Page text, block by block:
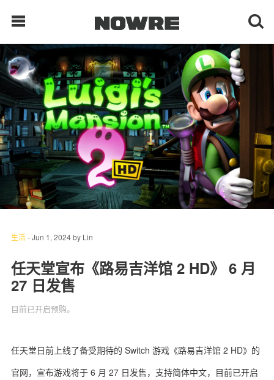
每日鲜榨
现客视点
每日栏目
时 尚
球 鞋
科 技
生活-Jun 1, 2024by Lin
任天堂宣布《路易吉洋馆 2 HD》 6 月
27 日发售
目前已开启预购。
任天堂日前上线了备受期待的 Switch 游戏《路易吉洋馆 2 HD》的
官网，宣布游戏将于 6 月 27 日发售，支持简体中文，目前已开启